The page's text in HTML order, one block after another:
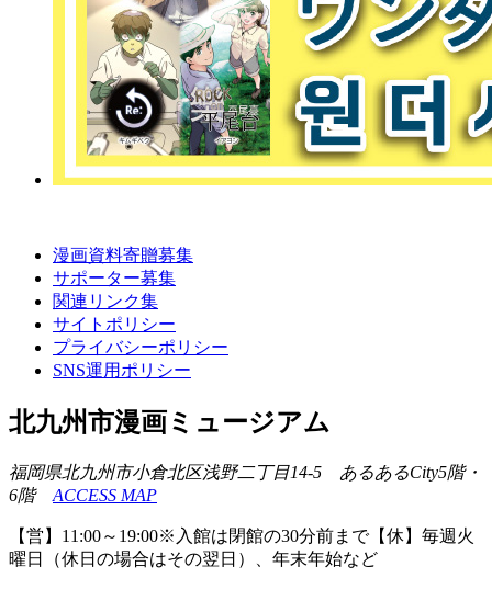
漫画資料寄贈募集
サポーター募集
関連リンク集
サイトポリシー
プライバシーポリシー
SNS運用ポリシー
北九州市漫画ミュージアム
福岡県北九州市小倉北区浅野二丁目14-5 あるあるCity5階・
6階 ACCESS MAP
【営】11:00～19:00※入館は閉館の30分前まで【休】毎週火
曜日（休日の場合はその翌日）、年末年始など